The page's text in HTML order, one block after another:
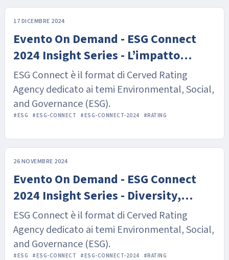
17 DICEMBRE 2024
Evento On Demand - ESG Connect
2024 Insight Series - L’impatto
dell’economia circolare sul profilo di
rischio delle imprese italiane
ESG Connect è il format di Cerved Rating
Agency dedicato ai temi Environmental, Social,
and Governance (ESG).
#ESG #ESG-CONNECT #ESG-CONNECT-2024 #RATING
26 NOVEMBRE 2024
Evento On Demand - ESG Connect
2024 Insight Series - Diversity,
Equity e Inclusion nelle imprese
italiane
ESG Connect è il format di Cerved Rating
Agency dedicato ai temi Environmental, Social,
and Governance (ESG).
#ESG #ESG-CONNECT #ESG-CONNECT-2024 #RATING